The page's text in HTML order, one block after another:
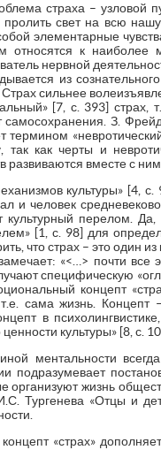
страха –
свет на всю
элементарные
относятся к
нервной
из
сильнее
[7, с. 393]
З.
как черты и
развиваются вместе с ним.
культуры» [4,
и человек
перелом.
[1, с. 98] для
что страх – это один
«<…> почти
специфическую
концепт
сама жизнь. Концепт
в
культуры» [8, с.
ментальности
подразумевает
организуют жизнь
Тургенева «Отцы и
«страх»